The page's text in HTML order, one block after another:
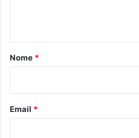
/
:
e
t
o
Nome *
Email *